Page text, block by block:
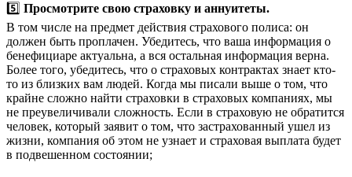
5️⃣ Просмотрите свою страховку и аннуитеты.
В том числе на предмет действия страхового полиса: он
должен быть проплачен. Убедитесь, что ваша информация о
бенефициаре актуальна, а вся остальная информация верна.
Более того, убедитесь, что о страховых контрактах знает кто-
то из близких вам людей. Когда мы писали выше о том, что
крайне сложно найти страховки в страховых компаниях, мы
не преувеличивали сложность. Если в страховую не обратится
человек, который заявит о том, что застрахованный ушел из
жизни, компания об этом не узнает и страховая выплата будет
в подвешенном состоянии;